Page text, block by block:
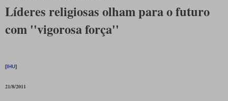
Líderes religiosas olham para o futuro
com ''vigorosa força''
[IHU]
21/8/2011